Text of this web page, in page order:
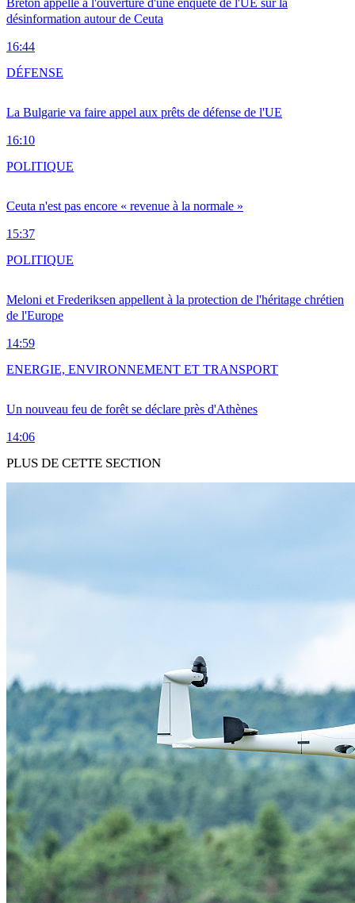
désinformation autour de Ceuta
16:44
La Bulgarie va faire appel aux prêts de défense de l'UE
16:10
DÉFENSE
Ceuta n'est pas encore « revenue à la normale »
15:37
POLITIQUE
Meloni et Frederiksen appellent à la protection de l'héritage chrétien
de l'Europe
14:59
POLITIQUE
Un nouveau feu de forêt se déclare près d'Athènes
14:06
ENERGIE, ENVIRONNEMENT ET TRANSPORT
PLUS DE CETTE SECTION